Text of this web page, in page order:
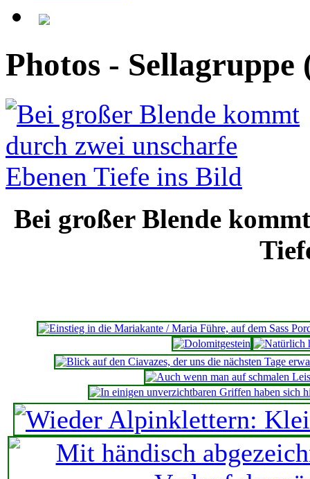
Photos -
Bei großer Blende